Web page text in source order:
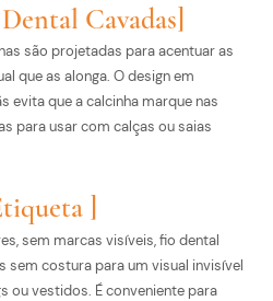
Cavadas]
são projetadas para acentuar as
que as alonga. O design em
evita que a calcinha marque nas
para usar com calças ou saias
]
sem marcas visíveis, fio dental
sem costura para um visual invisível
ou vestidos. É conveniente para